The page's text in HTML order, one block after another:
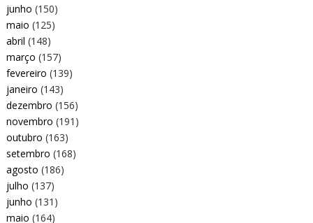
junho (150)
maio (125)
abril (148)
março (157)
fevereiro (139)
janeiro (143)
dezembro (156)
novembro (191)
outubro (163)
setembro (168)
agosto (186)
julho (137)
junho (131)
maio (164)